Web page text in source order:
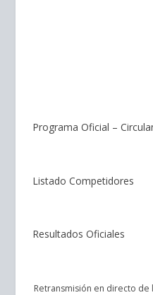
Programa Oficial –
Listado Competidores
Resultados Oficiales
Retransmisión en directo de